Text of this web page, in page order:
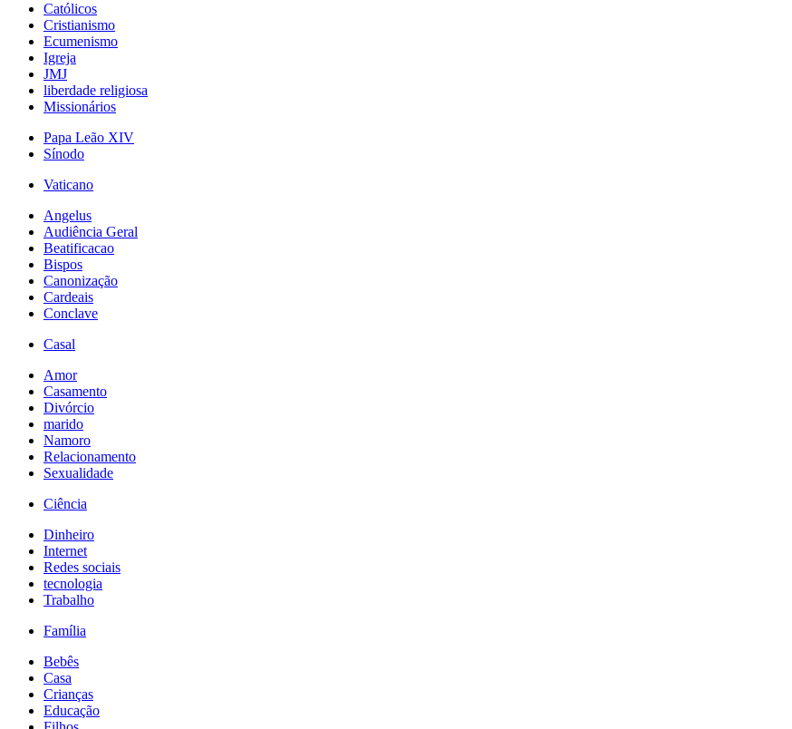
Católicos
Cristianismo
Ecumenismo
Igreja
JMJ
liberdade religiosa
Missionários
Papa Leão XIV
Sínodo
Vaticano
Angelus
Audiência Geral
Beatificacao
Bispos
Canonização
Cardeais
Conclave
Casal
Amor
Casamento
Divórcio
marido
Namoro
Relacionamento
Sexualidade
Ciência
Dinheiro
Internet
Redes sociais
tecnologia
Trabalho
Família
Bebês
Casa
Crianças
Educação